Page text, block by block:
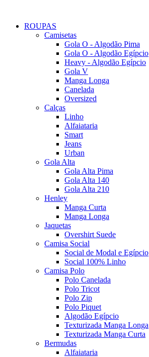
ROUPAS
Camisetas
Gola O - Algodão Pima
Gola O - Algodão Egípcio
Heavy - Algodão Egípcio
Gola V
Manga Longa
Canelada
Oversized
Calças
Linho
Alfaiataria
Smart
Jeans
Urban
Gola Alta
Gola Alta Pima
Gola Alta 140
Gola Alta 210
Henley
Manga Curta
Manga Longa
Jaquetas
Overshirt Suede
Camisa Social
Social de Modal e Egípcio
Social 100% Linho
Camisa Polo
Polo Canelada
Polo Tricot
Polo Zip
Polo Piquet
Algodão Egípcio
Texturizada Manga Longa
Texturizada Manga Curta
Bermudas
Alfaiataria